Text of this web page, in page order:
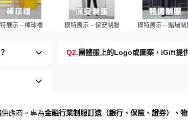
展示－棒球褸 模特展示－保安制服 模特展示－賭場制
Q2.團體服上的Logo或圖案，iGift提
供應商。專為金融行業制服訂造（銀行、保險、證券）、